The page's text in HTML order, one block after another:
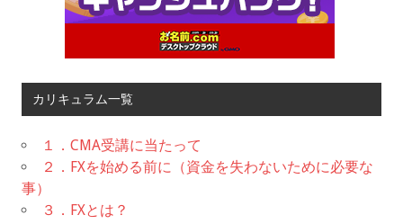
カリキュラム一覧
１．CMA受講に当たって
２．FXを始める前に（資金を失わないために必要な
事）
３．FXとは？